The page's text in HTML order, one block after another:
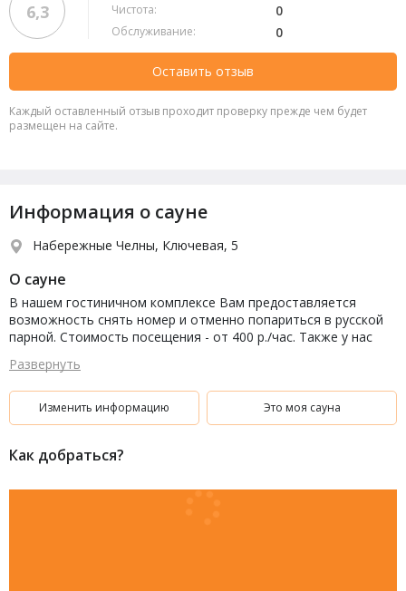
6,3 Чистота: 0
Обслуживание: 0
Оставить отзыв
Каждый оставленный отзыв проходит проверку прежде чем будет
размещен на сайте.
Информация о сауне
Набережные Челны, Ключевая, 5
О сауне
В нашем гостиничном комплексе Вам предоставляется
возможность снять номер и отменно попариться в русской
парной. Стоимость посещения - от 400 р./час. Также у нас
глубиной! Вместимость сауны - 6 человек. В комнате отдыха
Вы обнаружите бильярдный стол и мягкие диваны. К тому же
там оборудован современный аудиоцентр! Поэтому скучно
точно не будет!
Развернуть
Изменить информацию Это моя сауна
Как добраться?